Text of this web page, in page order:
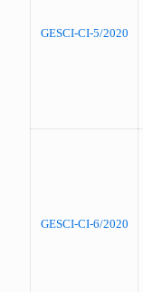
GESCI-CI-5/2020
GESCI-CI-6/2020